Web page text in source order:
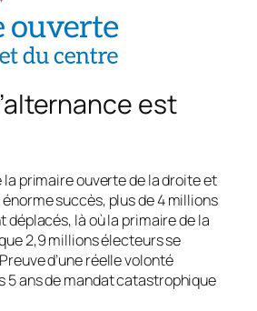
est
la primaire ouverte de la droite et
succès, plus de 4 millions
déplacés, là où la primaire de la
2,9 millions électeurs se
d’une réelle volonté
5 ans de mandat catastrophique